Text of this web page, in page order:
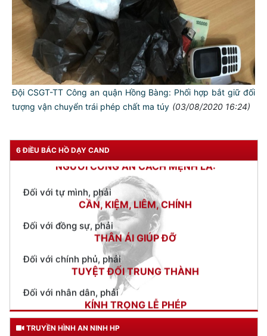
Thông tin phòng chống dịch COVID-19 đến 7h ngày 5/8/2020
(05/08/2020 07:15)
Thông tin phòng chống dịch COVID-19 đến 7h ngày 4/8/2020
(04/08/2020 07:34)
Đội CSGT-TT Công an quận Hồng Bàng: Phối hợp bắt giữ đối
tượng vận chuyển trái phép chất ma túy (03/08/2020 16:24)
6 ĐIỀU BÁC HỒ DẠY CAND
TƯ CÁCH
NGƯỜI CÔNG AN CÁCH MỆNH LÀ:
Đối với tự mình, phải
CẦN, KIỆM, LIÊM, CHÍNH